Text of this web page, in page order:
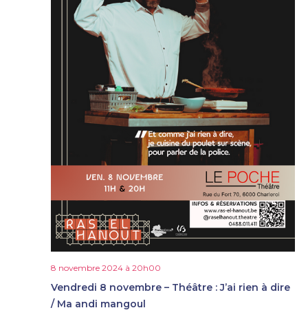
Vendredi 8 novembre – Théâtre : J’ai rien à dire
/ Ma andi mangoul
8 novembre 2024 à 20h00